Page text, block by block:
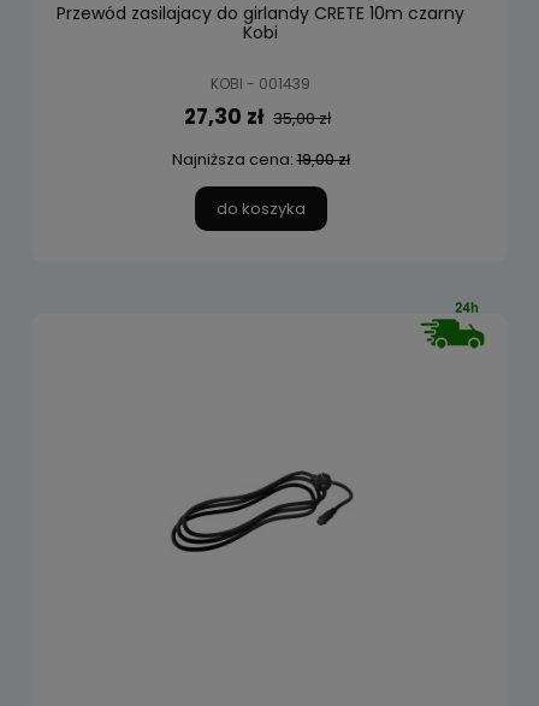
Przewód zasilajacy do girlandy CRETE 10m czarny
Kobi
KOBI - 001439
27,30 zł 35,00 zł
Najniższa cena:19,00 zł
do koszyka